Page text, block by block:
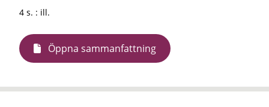
4 s. : ill.
Öppna sammanfattning